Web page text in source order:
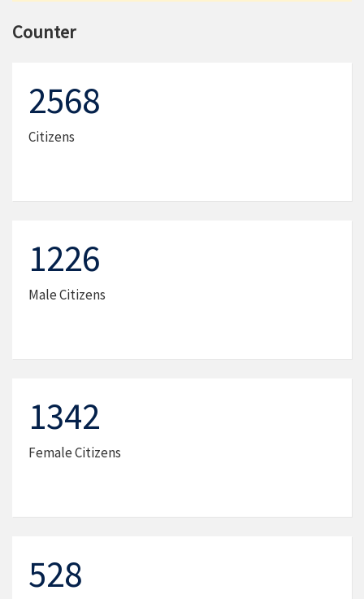
Counter
2568
Citizens
1226
Male Citizens
1342
Female Citizens
528